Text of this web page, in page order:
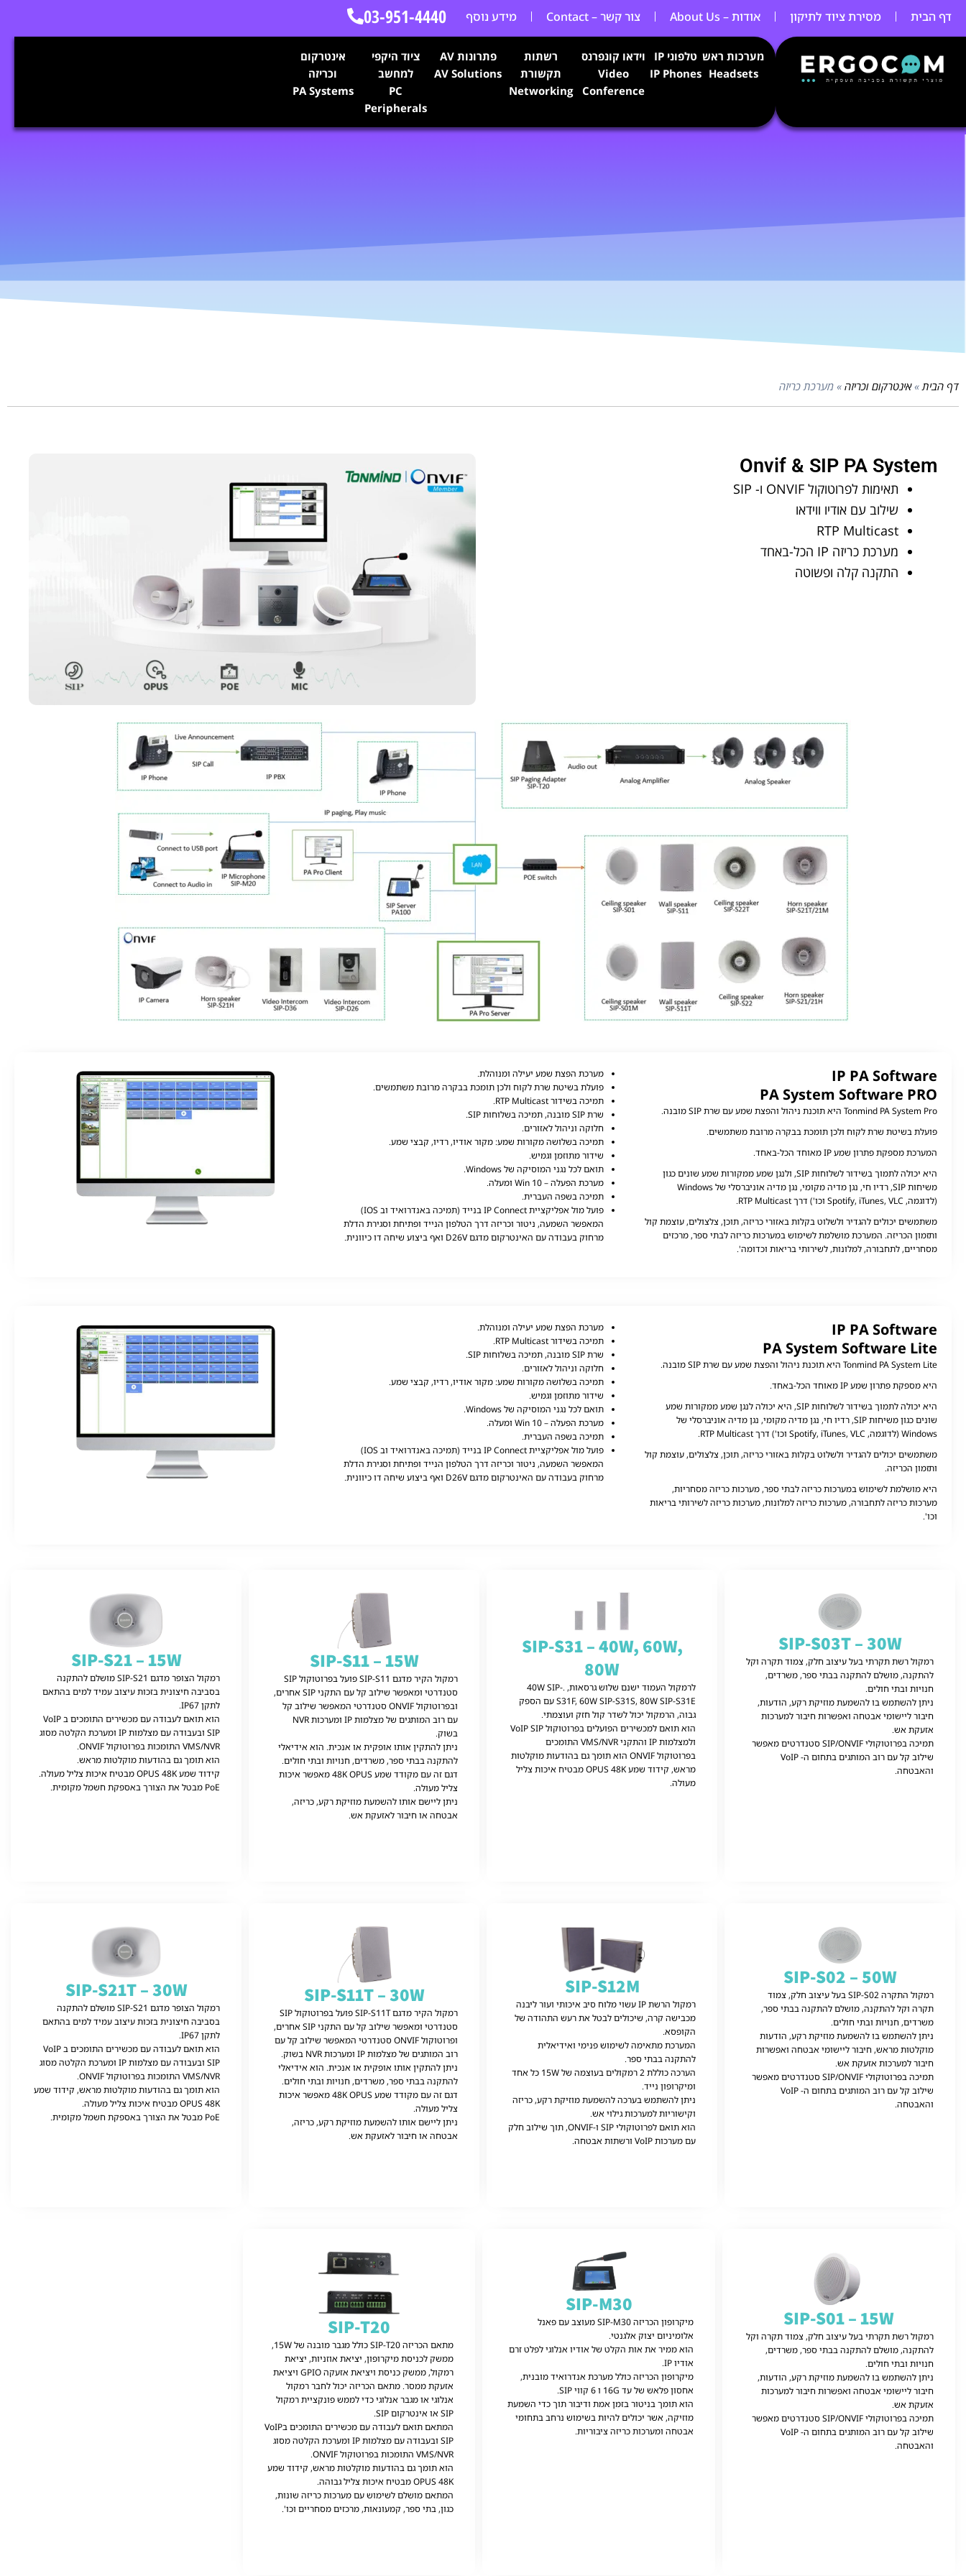
דף הבית מסירת ציוד לתיקון אודות – About Us צור קשר – Contact מידע נוסף 03-951-4440
מערכות ראש
Headsets
טלפוני IP
IP Phones
וידאו קונפרנס
Video
Conference
רשתות
תקשורת
Networking
פתרונות AV
AV Solutions
ציוד היקפי
למחשב
PC
Peripherals
אינטרקום
וכריזה
PA Systems
דף הבית»אינטרקום וכריזה » מערכת כריזה
Onvif & SIP PA System
תאימות לפרוטוקול ONVIF ו- SIP
שילוב עם אודיו ווידאו
RTP Multicast
מערכת כריזה IP הכל-באחד
התקנה קלה ופשוטה
IP PA Software
PA System Software PRO
Tonmind PA System Pro היא תוכנת ניהול והפצת שמע עם שרת SIP מובנה.
פועלת בשיטת שרת לקוח ולכן תומכת בבקרה מרובת משתמשים.
המערכת מספקת פתרון שמע IP מאוחד הכל-באחד.
היא יכולה לתמוך בשידור לשלוחות SIP, ולנגן שמע ממקורות שמע שונים כגון
משיחות SIP, רדיו חי, נגן מדיה מקומי, נגן מדיה אוניברסלי של Windows
(לדוגמה, Spotify, iTunes, VLC
וכו') דרך RTP Multicast.
משתמשים יכולים להגדיר ולשלוט בקלות באזורי כריזה, תוכן, צלצולים, עוצמת קול
ותזמון הכריזה. המערכת מושלמת לשימוש במערכות כריזה לבתי ספר, מרכזים
מסחריים, לתחבורה, למלונות, לשירותי בריאות וכדומה'.
מערכת הפצת שמע יעילה ומנוהלת.
פועלת בשיטת שרת לקוח ולכן תומכת בבקרה מרובת משתמשים.
תמיכה בשידור RTP Multicast.
שרת SIP
מובנה, תמיכה בשלוחות SIP.
חלוקה וניהול לאזורים.
תמיכה בשלושה מקורות שמע: מקור אודיו, רדיו, קבצי שמע.
שידור מתוזמן וגמיש.
תואם לכל נגני המוסיקה של Windows.
מערכת הפעלה – Win 10 ומעלה.
תמיכה בשפה העברית.
פועל מול אפליקציית IP Connect בנייד (תמיכה באנדרואיד וב IOS)
המאפשר השמעה, ניטור וכריזה דרך הטלפון הנייד ופתיחת וסגירת הדלת
מרחוק בעבודה עם האינטרקום מדגם D26V ואף ביצוע שיחה דו כיוונית.
IP PA Software
PA System Software Lite
Tonmind PA System Lite היא תוכנת ניהול והפצת שמע עם שרת SIP
מובנה.
היא מספקת פתרון שמע IP מאוחד הכל-באחד.
היא יכולה לתמוך בשידור לשלוחות SIP, היא יכולה לנגן שמע ממקורות שמע
שונים כגון משיחות SIP, רדיו חי, נגן מדיה מקומי, נגן מדיה אוניברסלי של
Windows (לדוגמה,
Spotify, iTunes, VLC וכו') דרך RTP Multicast.
משתמשים יכולים להגדיר ולשלוט בקלות באזורי כריזה, תוכן, צלצולים, עוצמת קול
ותזמון הכריזה.
היא מושלמת לשימוש במערכות כריזה לבתי ספר, מערכות כריזה מסחריות,
מערכות כריזה לתחבורה, מערכות כריזה למלונות, מערכות כריזה לשירותי בריאות
וכו'.
מערכת הפצת שמע יעילה ומנוהלת.
תמיכה בשידור RTP Multicast.
שרת SIP
מובנה, תמיכה בשלוחות SIP.
חלוקה וניהול לאזורים.
תמיכה בשלושה מקורות שמע: מקור אודיו, רדיו, קבצי שמע.
שידור מתוזמן וגמיש.
תואם לכל נגני המוסיקה של Windows.
מערכת הפעלה – Win 10 ומעלה.
תמיכה בשפה העברית.
פועל מול אפליקציית IP Connect בנייד (תמיכה באנדרואיד וב IOS)
המאפשר השמעה, ניטור וכריזה דרך הטלפון הנייד ופתיחת וסגירת הדלת
מרחוק בעבודה עם האינטרקום מדגם D26V ואף ביצוע שיחה דו כיוונית.
SIP-S03T – 30W
רמקול רשת תקרתי בעל עיצוב חלק, צמוד תקרה וקל
להתקנה, מושלם להתקנה בבתי ספר, משרדים,
חנויות ובתי חולים.
ניתן להשתמש בו להשמעת מוזיקת ​​רקע, הודעות,
חיבור ליישומי אבטחה ואפשרות חיבור למערכות
אזעקת אש.
תמיכה בפרוטוקולי SIP/ONVIF סטנדרטים מאפשר
שילוב קל עם רוב המותגים בתחום ה- VoIP
והאבטחה.
SIP-S31 – 40W, 60W,
80W
לרמקול העמוד ישנם שלוש גרסאות, .40W SIP-
S31F, 60W SIP-S31S, 80W SIP-S31E עם הספק
גבוה, הרמקול יכול לשדר קול חזק ועוצמתי.
הוא תואם למכשירים הפועלים בפרוטוקול VoIP SIP
ולמצלמות IP והתקני VMS/NVR התומכים
בפרוטוקול ONVIF הוא תומך גם בהודעות מוקלטות
מראש, קידוד שמע OPUS 48K מבטיח איכות צליל
מעולה.
SIP-S11 – 15W
רמקול הקיר מדגם SIP-S11 פועל בפרוטוקול SIP
סטנדרטי ומאפשר שילוב קל עם התקני SIP אחרים,
ובפרוטוקול ONVIF סטנדרטי המאפשר שילוב קל
עם רוב המותגים של מצלמות IP ומערכות NVR
בשוק.
ניתן להתקין אותו אופקית או אנכית. הוא אידיאלי
להתקנה בבתי ספר, משרדים, חנויות ובתי חולים.
דגם זה עם מקודד שמע 48K OPUS
מאפשר איכות
צליל מעולה.
ניתן ליישם אותו להשמעת מוזיקת ​​רקע, כריזה,
אבטחה או חיבור לאזעקת אש.
SIP-S21 – 15W
רמקול הצופר מדגם SIP-S21 מושלם להתקנה
בסביבה חיצונית בזכות עיצוב עמיד למים בהתאם
לתקן IP67.
הוא תואם לעבודה עם מכשירים התומכים ב VoIP
SIP ובעבודה עם מצלמות IP ומערכת הקלטה מסוג
VMS/NVR התומכות בפרוטוקול ONVIF.
הוא תומך גם בהודעות מוקלטות מראש.
קידוד שמע OPUS 48K מבטיח איכות צליל מעולה.
PoE מבטל את הצורך באספקת חשמל מקומית.
SIP-S02 – 50W
רמקול התקרה SIP-S02 בעל עיצוב חלק, צמוד
תקרה וקל להתקנה, מושלם להתקנה בבתי ספר,
משרדים, חנויות ובתי חולים.
ניתן להשתמש בו להשמעת מוזיקת ​​רקע, הודעות
מוקלטות מראש, חיבור ליישומי אבטחה ואפשרות
חיבור למערכות אזעקת אש.
תמיכה בפרוטוקולי SIP/ONVIF סטנדרטים מאפשר
שילוב קל עם רוב המותגים בתחום ה- VoIP
והאבטחה.
SIP-S12M
רמקול הרשת IP עשוי מלוח סיב איכותי ועור ליבנה
מכבישה קרה, שיכולים לבטל את רעש התהודה של
הקופסא.
המערכת מתאימה לשימוש פנימי ואידיאלית
להתקנה בבתי ספר.
הערכה כוללת 2 רמקולים בעוצמה של 15W כל אחד
ומיקרופון נייד.
ניתן להשתמש בערכה להשמעת מוזיקת ​​רקע, כריזה
וקישוריות למערכות גילוי אש.
הוא תואם לפרוטוקולי SIP ו-ONVIF,
תוך שילוב חלק
עם מערכות VoIP ורשתות אבטחה.
SIP-S11T – 30W
רמקול הקיר מדגם SIP-S11T פועל בפרוטוקול SIP
סטנדרטי ומאפשר שילוב קל עם התקני SIP אחרים,
ופרוטוקול ONVIF סטנדרטי המאפשר שילוב קל עם
רוב המותגים של מצלמות IP ומערכות NVR בשוק.
ניתן להתקין אותו אופקית או אנכית. הוא אידיאלי
להתקנה בבתי ספר, משרדים, חנויות ובתי חולים.
דגם זה עם מקודד שמע 48K OPUS מאפשר איכות
צליל מעולה.
ניתן ליישם אותו להשמעת מוזיקת ​​רקע, כריזה,
אבטחה או חיבור לאזעקת אש.
SIP-S21T – 30W
רמקול הצופר מדגם SIP-S21 מושלם להתקנה
בסביבה חיצונית בזכות עיצוב עמיד למים בהתאם
לתקן IP67.
הוא תואם לעבודה עם מכשירים התומכים ב VoIP
SIP ובעבודה עם מצלמות IP ומערכת הקלטה מסוג
VMS/NVR התומכות בפרוטוקול ONVIF.
הוא תומך גם בהודעות מוקלטות מראש, קידוד שמע
OPUS 48K מבטיח איכות צליל מעולה.
PoE מבטל את הצורך באספקת חשמל מקומית.
SIP-S01 – 15W
רמקול רשת תקרתי בעל עיצוב חלק, צמוד תקרה וקל
להתקנה, מושלם להתקנה בבתי ספר, משרדים,
חנויות ובתי חולים.
ניתן להשתמש בו להשמעת מוזיקת ​​רקע, הודעות,
חיבור ליישומי אבטחה ואפשרות חיבור למערכות
אזעקת אש.
תמיכה בפרוטוקולי SIP/ONVIF סטנדרטים מאפשר
שילוב קל עם רוב המותגים בתחום ה- VoIP
והאבטחה.
SIP-M30
מיקרופון הכריזה SIP-M30 מעוצב עם פאנל
אלומיניום יצוק אלגנטי.
הוא ממיר את אות הקלט של אודיו אנלוגי לפלט זרם
אודיו IP.
מיקרופון הכריזה כולל מערכת אנדרואיד מובנית,
אחסון פלאש של עד 16G ו 6 קווי SIP.
הוא תומך בניטור בזמן אמת ודיבור תוך כדי השמעת
מוזיקה, אשר יכולים להיות בשימוש נרחב בתחומי
אבטחה ומערכות כריזה ציבוריות.
SIP-T20
מתאם הכריזה SIP-T20 כולל מגבר מובנה של 15W,
ממשק לכניסת מיקרופון, יציאת אוזניות, יציאת
רמקול, ממשק כניסת ויציאת אזעקה GPIO ויציאת
אזעקת ממסר. מתאם הכריזה יכול לחבר רמקול
אנלוגי או מגבר אנלוגי כדי לממש פונקציית רמקול
SIP או אינטרקום SIP.
המתאם תואם לעבודה עם מכשירים התומכים בVoIP
SIP ובעבודה עם מצלמות IP ומערכת הקלטה מסוג
VMS/NVR התומכות בפרוטוקול ONVIF.
הוא תומך גם בהודעות מוקלטות מראש, קידוד שמע
OPUS 48K מבטיח איכות צליל גבוהה.
המתאם מושלם לשימוש עם מערכות כריזה שונות,
כגון, בתי ספר, קמעונאות, מרכזים מסחריים וכו'.